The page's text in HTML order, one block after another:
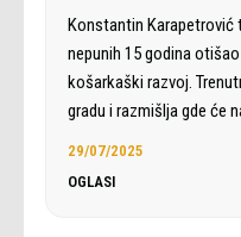
Konstantin
nepunih 15 godina
košarkaški razvoj.
gradu i razmišlja gde će
29/07/2025
OGLASI